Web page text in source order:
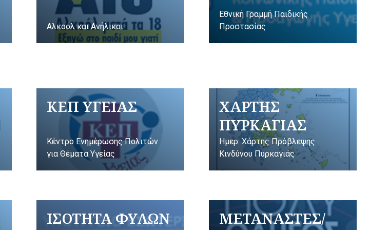
Αλκοόλ και Ανήλικοι
Εθνική Γραμμή Παιδικής
Προστασίας
ΚΕΠ ΥΓΕΙΑΣ
Κέντρο Ενημέρωσης Πολιτών
για Θέματα Υγείας
ΧΑΡΤΗΣ
ΠΥΡΚΑΓΙΑΣ
Ημερ. Χάρτης Πρόβλεψης
Κινδύνου Πυρκαγιάς
ΙΣΟΤΗΤΑ ΦΥΛΩΝ
ΜΕΤΑΝΑΣΤΕΣ/